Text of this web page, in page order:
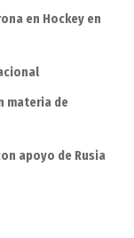
en Hockey en
materia de
apoyo de Rusia